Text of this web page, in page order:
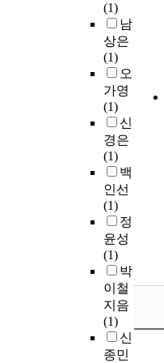
(1)
남
상은
(1)
오
가영
(1)
신
경은
(1)
백
인선
(1)
정
윤성
(1)
박
이철
지음
(1)
신
종민